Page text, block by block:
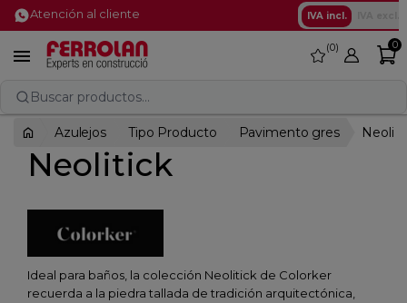
Atención al cliente IVA incl.
 favorite
0 0
Buscar productos...
Azulejos Tipo Producto Pavimento gres
Neolitick
Ideal para baños, la colección Neolitick de Colorker
recuerda a la piedra tallada de tradición arquitectónica,